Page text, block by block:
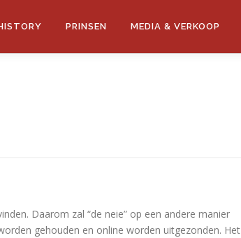
PRINSEN MEDIA & VERKOOP
Daarom zal “de neie” op een andere manier
gehouden en online worden uitgezonden. Het